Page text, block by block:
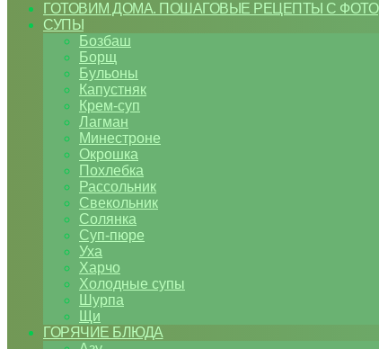
ГОТОВИМ ДОМА. ПОШАГОВЫЕ РЕЦЕПТЫ С ФОТО
СУПЫ
Бозбаш
Борщ
Бульоны
Капустняк
Крем-суп
Лагман
Минестроне
Окрошка
Похлебка
Рассольник
Свекольник
Солянка
Суп-пюре
Уха
Харчо
Холодные супы
Шурпа
Щи
ГОРЯЧИЕ БЛЮДА